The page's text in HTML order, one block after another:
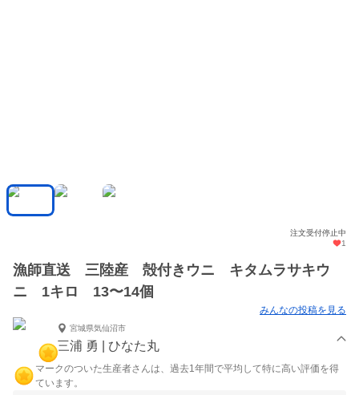
注文受付停止中
1
漁師直送 三陸産 殻付きウニ キタムラサキウ
ニ 1キロ 13〜14個
みんなの投稿を見る
宮城県気仙沼市
三浦 勇 | ひなた丸
マークのついた生産者さんは、過去1年間で平均して特に高い評価を得
ています。